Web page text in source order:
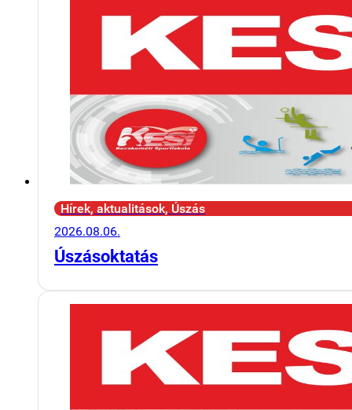
Hírek, aktualitások, Úszás
2026.08.06.
Úszásoktatás